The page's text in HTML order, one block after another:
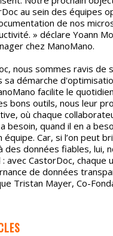
au sein des équipes
de nos
» déclare Yoann
chez ManoMano.
nous sommes ravis de
sa démarche
facilite le
bons outils, nous leur
où chaque
besoin, quand il en a
Car, si l’on peut
des données fiables, lui,
: avec CastorDoc, chaque
de données
Tristan Mayer, Co-